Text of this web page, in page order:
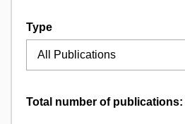
Type
Total number of publications: